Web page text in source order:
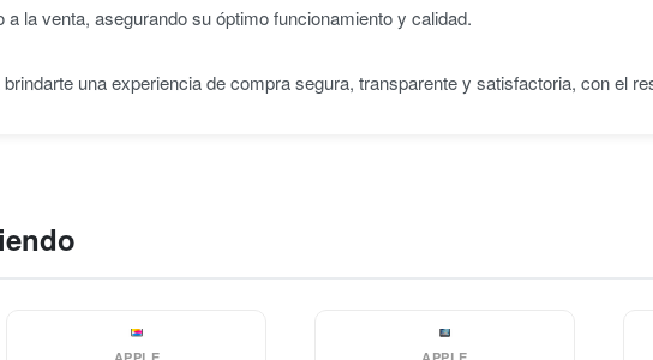
la venta, asegurando su óptimo funcionamiento y calidad.
una experiencia de compra segura, transparente y satisfactoria, con el